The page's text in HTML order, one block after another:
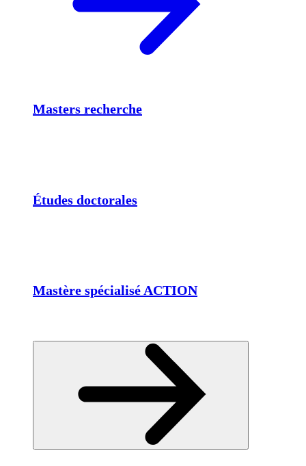
Masters recherche
Études doctorales
Mastère spécialisé ACTION